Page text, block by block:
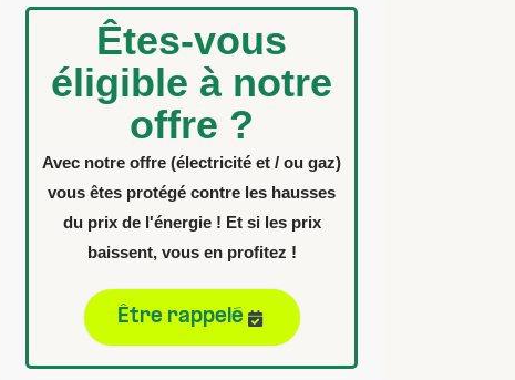
Êtes-vous
éligible à notre
offre ?
Avec notre offre (électricité et / ou gaz)
vous êtes protégé contre les hausses
du prix de l'énergie ! Et si les prix
baissent, vous en profitez !
Être rappelé